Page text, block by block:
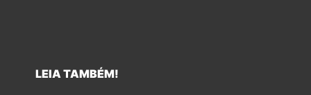
LEIA TAMBÉM!